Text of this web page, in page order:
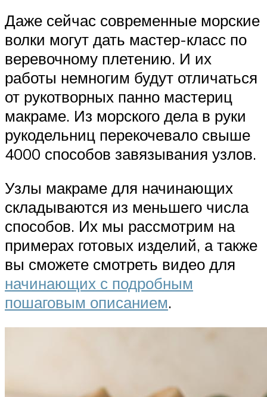
Даже сейчас современные морские
волки могут дать мастер-класс по
веревочному плетению. И их
работы немногим будут отличаться
от рукотворных панно мастериц
макраме. Из морского дела в руки
рукодельниц перекочевало свыше
4000 способов завязывания узлов.
Узлы макраме для начинающих
складываются из меньшего числа
способов. Их мы рассмотрим на
примерах готовых изделий, а также
вы сможете смотреть видео для
начинающих с подробным
пошаговым описанием.